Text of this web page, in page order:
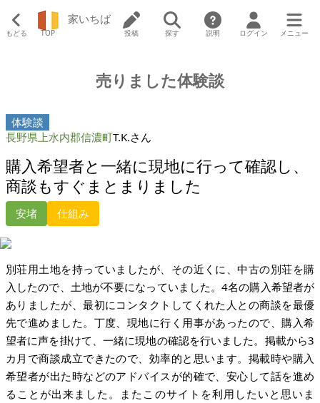
もどる TOP
家いちば
投稿 探す 説明 ログイン メニュー
売りました体験談
体験談
長野県上水内郡信濃町T.K.さん
購入希望者と一緒に現地に行って確認し、
商談もすぐまとまりました
安堵 仕組み
別荘用土地を持っていましたが、その近くに、中古の別荘を購
入したので、土地が不要になっていました。4名の購入希望者が
ありましたが、最初にコンタクトしてくれた人との商談を最優
先で進めました。丁度、現地に行く用事があったので、購入希
望者に声を掛けて、一緒に現地の確認を行いました。掲載から3
カ月で商談成立できたので、効率的と思います。掲載時や購入
希望者が出た時などのアドバイスが的確で、安心して話を進め
ることが出来ました。またこのサイトを利用したいと思いま